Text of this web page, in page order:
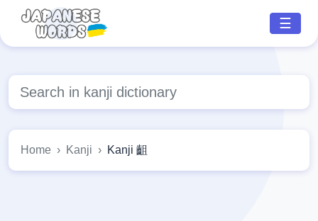
☰
Home Kanji Kanji 齟